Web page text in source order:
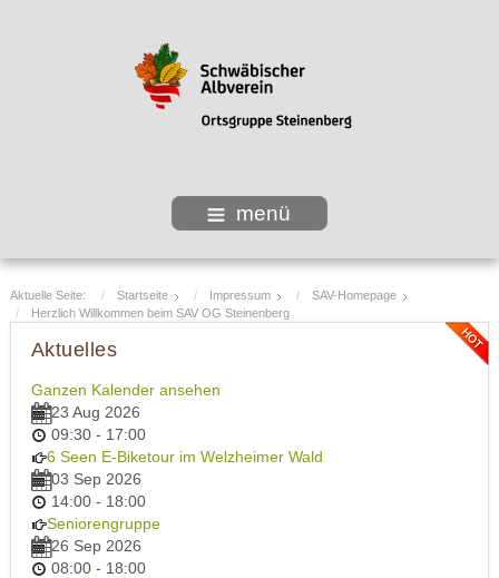
menü
Aktuelle Seite: Startseite Impressum
SAV-Homepage
Herzlich Willkommen beim SAV OG Steinenberg
Aktuelles
Ganzen Kalender ansehen
23 Aug 2026
09:30- 17:00
6 Seen E-Biketour im Welzheimer Wald
03 Sep 2026
14:00- 18:00
Seniorengruppe
26 Sep 2026
08:00- 18:00